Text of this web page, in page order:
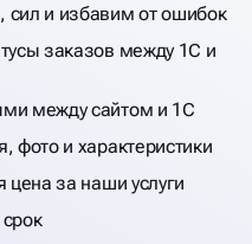
и избавим от ошибок
заказов между 1С и
между сайтом и 1С
фото и характеристики
цена за наши услуги